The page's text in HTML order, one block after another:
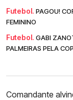
Futebol. PAGOU!
FEMININO
Futebol. GABI
PALMEIRAS PELA
Comandante